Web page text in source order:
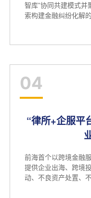
智库”协同共建模式
索构建金融纠纷化解
04
“律所+企服平
前海首个以跨境金融
提供企业出海、跨境
动、不良资产处置、